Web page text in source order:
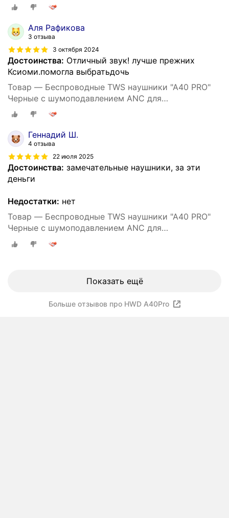
iPhone/Android сенсорные
Аля Рафикова
3 отзыва
3 октября 2024
Достоинства: Отличный звук! лучше прежних
Ксиоми.помогла выбратьдочь
Товар — Беспроводные TWS наушники "A40 PRO"
Черные с шумоподавлением ANC для
iPhone/Android сенсорные
Геннадий Ш.
4 отзыва
22 июля 2025
Достоинства: замечательные наушники, за эти
деньги
Недостатки: нет
Товар — Беспроводные TWS наушники "A40 PRO"
Черные с шумоподавлением ANC для
iPhone/Android сенсорные
Показать ещё
Больше отзывов про HWD A40Pro